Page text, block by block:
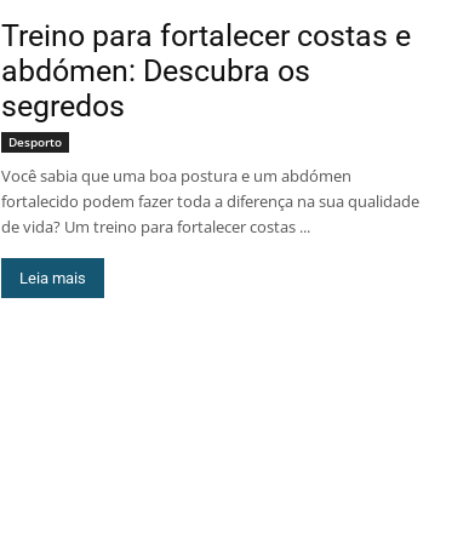
Treino para fortalecer costas e
abdómen: Descubra os
segredos
Desporto
Você sabia que uma boa postura e um abdómen
fortalecido podem fazer toda a diferença na sua qualidade
de vida? Um treino para fortalecer costas ...
Leia mais